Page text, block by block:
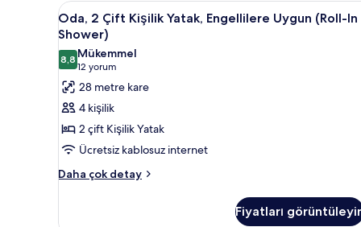
fazla
detay
Oda,
2
Çift
Kişilik
Yatak,
Engellilere
Uygun
(Roll-
In
Shower)
5
Oda, 2 Çift Kişilik Yatak, Engellilere Uygun (Roll-In
Shower)
8,88,8 / 10
Mükemmel
12 yorum
(12
yorum)
28 metre kare
4 kişilik
2 çift Kişilik Yatak
Ücretsiz kablosuz internet
Daha çok detay
Oda,
Fiyatları